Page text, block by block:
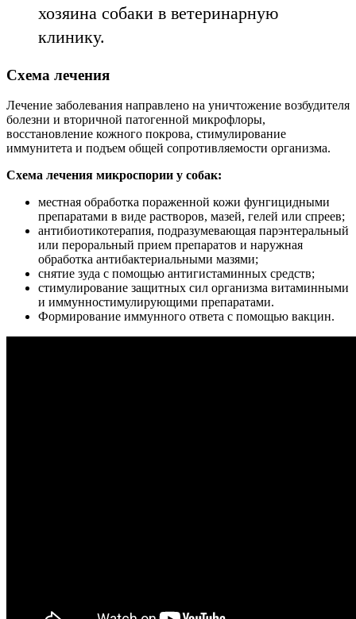
хозяина собаки в ветеринарную
клинику.
Схема лечения
Лечение заболевания направлено на уничтожение возбудителя
болезни и вторичной патогенной микрофлоры,
восстановление кожного покрова, стимулирование
иммунитета и подъем общей сопротивляемости организма.
Схема лечения микроспории у собак:
местная обработка пораженной кожи фунгицидными
препаратами в виде растворов, мазей, гелей или спреев;
антибиотикотерапия, подразумевающая парэнтеральный
или пероральный прием препаратов и наружная
обработка антибактериальными мазями;
снятие зуда с помощью антигистаминных средств;
стимулирование защитных сил организма витаминными
и иммунностимулирующими препаратами.
Формирование иммунного ответа с помощью вакцин.